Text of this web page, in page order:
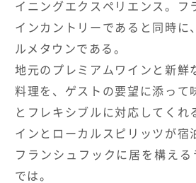
イニングエクスペリエンス。フ
インカントリーであると同時に
ルメタウンである。
地元のプレミアムワインと新鮮
料理を、ゲストの要望に添って
とフレキシブルに対応してくれ
インとローカルスピリッツが宿
フランシュフックに居を構え
では。